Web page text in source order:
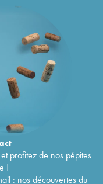
profitez de nos pépites
!
: nos découvertes du